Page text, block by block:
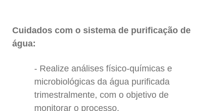
Cuidados com o sistema de purificação de
água:
Realize análises físico-químicas e
microbiológicas da água purificada
trimestralmente, com o objetivo de
monitorar o processo.